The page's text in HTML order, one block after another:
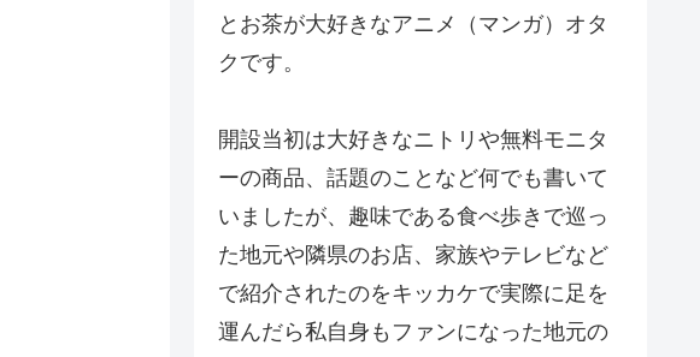
とお茶が大好きなアニメ（マンガ）オタ
クです。
開設当初は大好きなニトリや無料モニタ
ーの商品、話題のことなど何でも書いて
いましたが、趣味である食べ歩きで巡っ
た地元や隣県のお店、家族やテレビなど
で紹介されたのをキッカケで実際に足を
運んだら私自身もファンになった地元の